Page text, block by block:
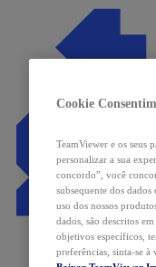
Cookie
TeamViewer e os seus
personalizar a sua
concordo”, você
subsequente dos
uso dos nossos
dados, são descritos
objetivos específicos,
preferências, sinta-se à